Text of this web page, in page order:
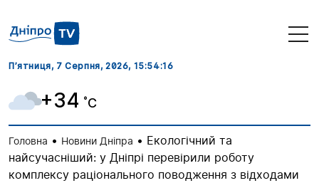
П’ятниця, 7 Серпня, 2026, 15:54:17
+34 ˚C
Головна • Новини Дніпра • Екологічний та
найсучасніший: у Дніпрі перевірили роботу
комплексу раціонального поводження з відходами